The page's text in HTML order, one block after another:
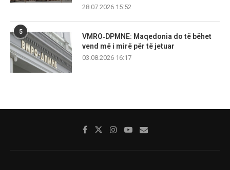
28.07.2026 15:52
5
VMRO‑DPMNE: Maqedonia do të bëhet
vend më i mirë për të jetuar
03.08.2026 16:17